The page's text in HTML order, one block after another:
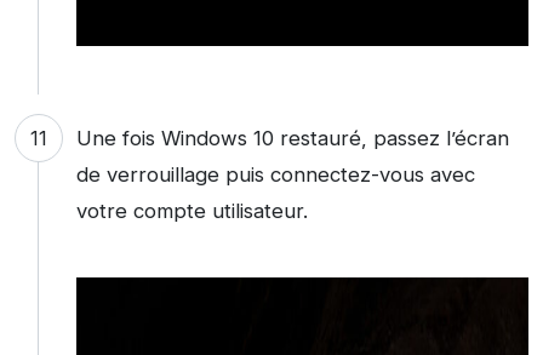
Une fois Windows 10 restauré, passez l’écran
de verrouillage puis connectez-vous avec
votre compte utilisateur.